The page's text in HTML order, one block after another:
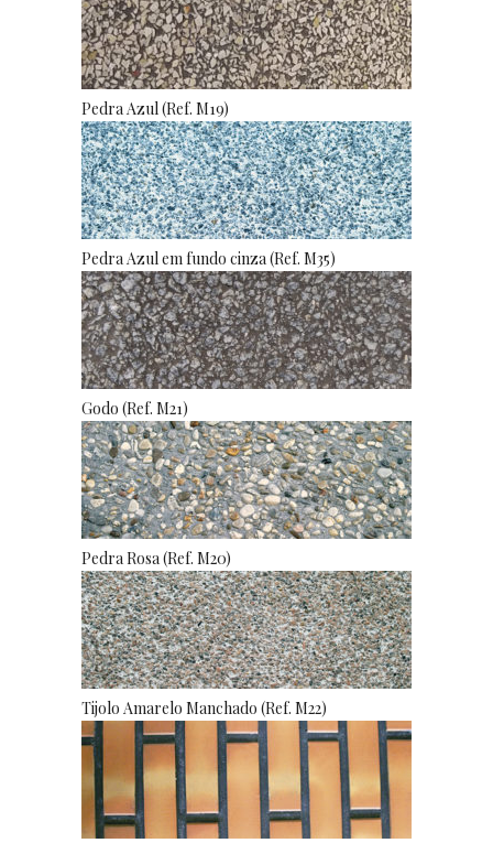
Pedra Azul (Ref. M19)
Pedra Azul em fundo cinza (Ref. M35)
Godo (Ref. M21)
Pedra Rosa (Ref. M20)
Tijolo Amarelo Manchado (Ref. M22)